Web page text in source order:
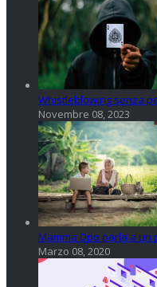
Whistleblowing senza
Novembre 08, 2023
Mamma Dpo parla a
Marzo 08, 2020